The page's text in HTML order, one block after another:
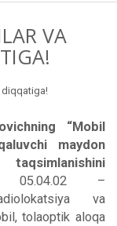
VA
diqqatiga!
“Mobil
maydon
05.04.02 –
va
tolaoptik aloqa